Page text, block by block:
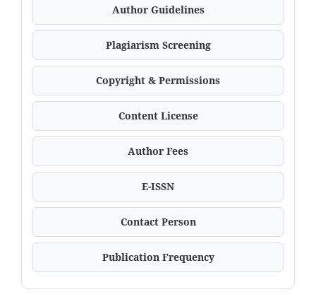
Author Guidelines
Plagiarism Screening
Copyright & Permissions
Content License
Author Fees
E-ISSN
Contact Person
Publication Frequency